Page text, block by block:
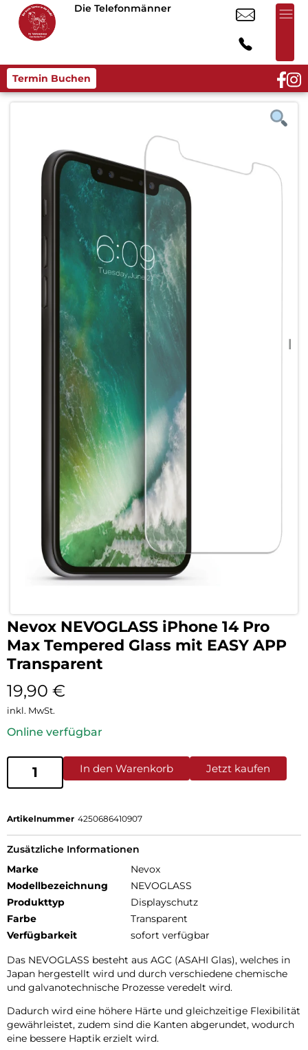
Die Telefonmänner
Termin Buchen
Nevox NEVOGLASS iPhone 14 Pro
Max Tempered Glass mit EASY APP
Transparent
19,90 €
inkl. MwSt.
Online verfügbar
In den Warenkorb Jetzt kaufen
Artikelnummer 4250686410907
Zusätzliche Informationen
Marke
Nevox
Modellbezeichnung
NEVOGLASS
Produkttyp
Displayschutz
Farbe
Transparent
Verfügbarkeit
sofort verfügbar
Das NEVOGLASS besteht aus AGC (ASAHI Glas), welches in
Japan hergestellt wird und durch verschiedene chemische
und galvanotechnische Prozesse veredelt wird.
Dadurch wird eine höhere Härte und gleichzeitige Flexibilität
gewährleistet, zudem sind die Kanten abgerundet, wodurch
eine bessere Haptik erzielt wird.